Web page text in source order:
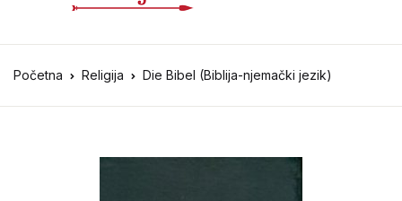
Početna Religija Die Bibel (Biblija-njemački jezik)